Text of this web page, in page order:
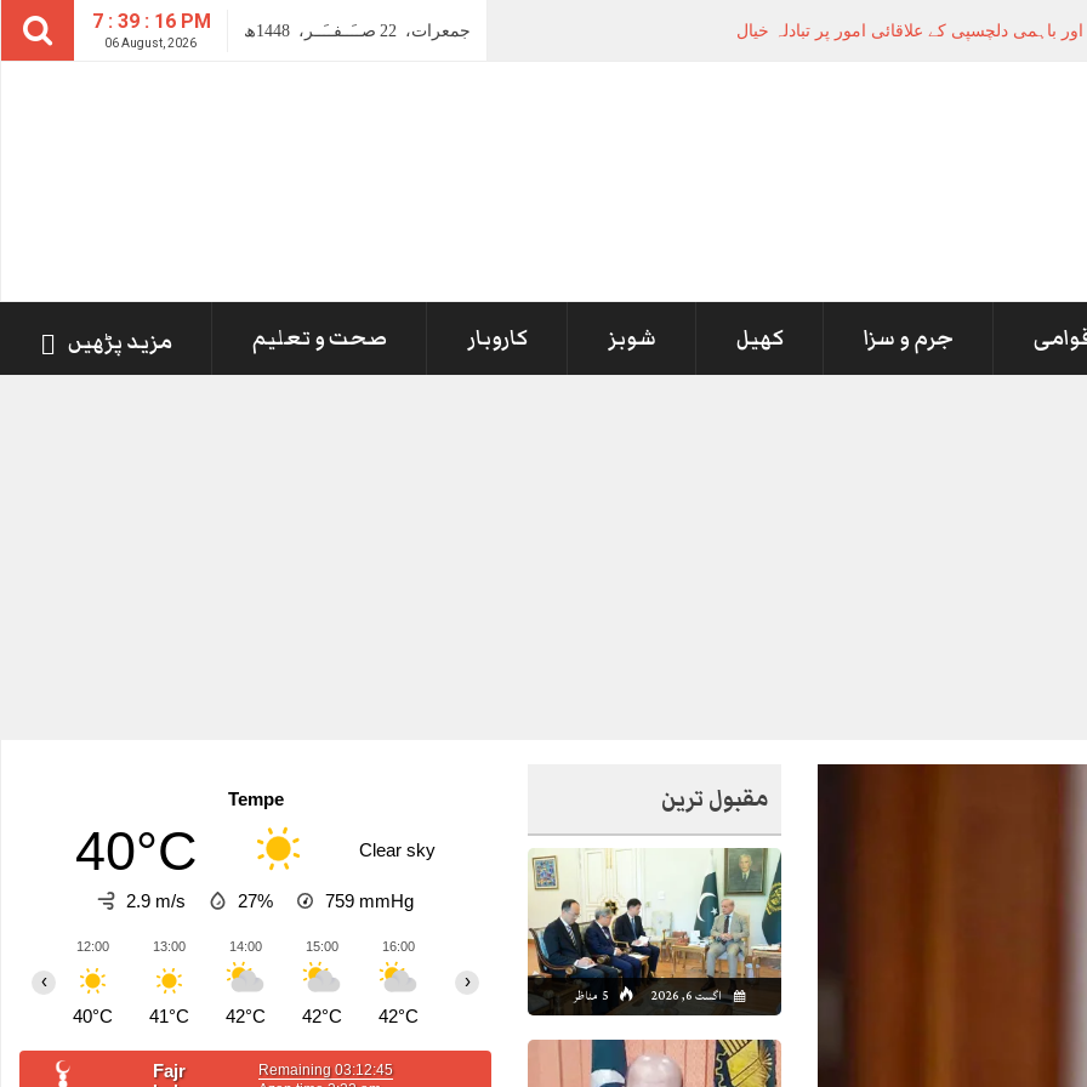
7 : 39 : 17 PM
06 August, 2026
جمعرات، 22 صــَــفــَــر، 1448ھ
جرم و سزا کھیل شوبز کاروبار صحت و تعلیم مزید پڑھیں
مقبول ترین
اگست 6, 2026 5 مناظر
Tempe
40°C Clear sky
2.9 m/s 27% 759 mmHg
12:00
40°C
13:00
41°C
14:00
42°C
15:00
42°C
16:00
42°C
18:00
41°C
19:00
41°C
20:00
41°C
21:00
40°C
‹ ›